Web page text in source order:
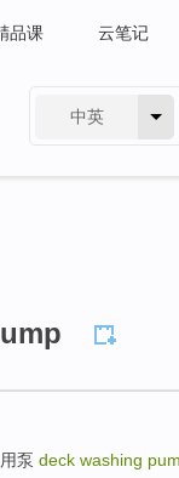
品课 云笔记
中英
泵 deck washing